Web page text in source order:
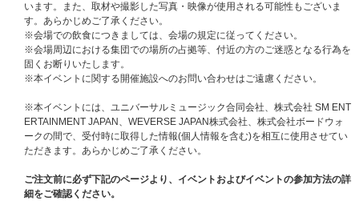
※CD1枚の購入で1回のご応募となり、購入回数、応募回数の制限はござい
ません。おひとり様何回でもご購入、ご応募いただけます。
※セット商品をご購入の場合は枚数分に応じた応募回数となります。(例：6
種セットご購入場合6回分の応募権利となります)
※各回の締切間近などの時間帯によっては､応募画面に繋がりにくい場合が
ございます｡余裕を持ってご応募ください｡
なります。
■ご本人様確認について
メンバー全員お見送り会当日は、当選者受付にてご本人確認を行います。
必ず『主催者が指定する顔写真付きの指定身分証明書』をご用意ください。
※ご本人様確認に必要な下記の『主催者が指定する顔写真付きの身分証明
います。また、取材や撮影した写真・映像が使用される可能性もございま
す。あらかじめご了承ください。
※会場での飲食につきましては、会場の規定に従ってください。
※会場周辺における集団での場所の占拠等、付近の方のご迷惑となる行為を
固くお断りいたします。
※本イベントに関する開催施設へのお問い合わせはご遠慮ください。
※本イベントには、ユニバーサルミュージック合同会社、株式会社 SM ENT
ERTAINMENT JAPAN、WEVERSE JAPAN株式会社、株式会社ボードウォ
ークの間で、受付時に取得した情報(個人情報を含む)を相互に使用させてい
ただきます。あらかじめご了承ください。
ご注文前に必ず下記のページより、イベントおよびイベントの参加方法の詳
細をご確認ください。